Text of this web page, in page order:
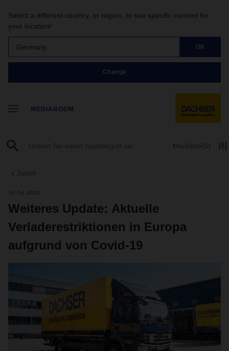
Select a different country, or region, to see specific content for
your location!
Germany OK
Change
MEDIAROOM
Merkliste(0)
Zurück
16.04.2020
Weiteres Update: Aktuelle
Verladerestriktionen in Europa
aufgrund von Covid-19